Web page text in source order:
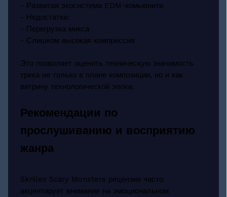
- Развитая экосистема EDM-комьюнити
- Недостатки:
- Перегрузка микса
- Слишком высокая компрессия
Это позволяет оценить техническую значимость
трека не только в плане композиции, но и как
витрину технологической эпохи.
Рекомендации по
прослушиванию и восприятию
жанра
Skrillex Scary Monsters рецензия часто
акцентирует внимание на эмоциональном